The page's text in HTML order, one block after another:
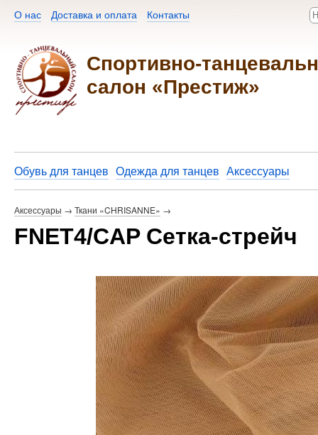
О нас Доставка и оплата Контакты​
Спортивно-
салон «Престиж»
Обувь для танцев Одежда для танцев Аксессуары
Аксессуары → Ткани «CHRISANNE» →
FNET4/CAP Сетка-стрейч